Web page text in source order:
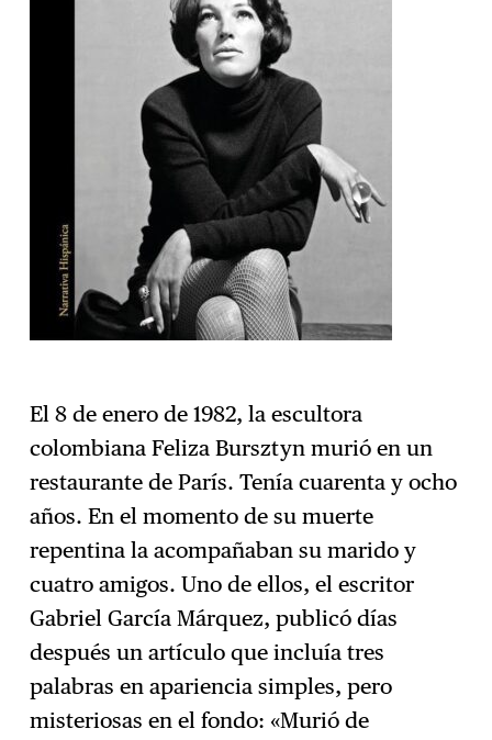
El 8 de enero de 1982, la escultora
colombiana Feliza Bursztyn murió en un
restaurante de París. Tenía cuarenta y ocho
años. En el momento de su muerte
repentina la acompañaban su marido y
cuatro amigos. Uno de ellos, el escritor
Gabriel García Márquez, publicó días
después un artículo que incluía tres
palabras en apariencia simples, pero
misteriosas en el fondo: «Murió de